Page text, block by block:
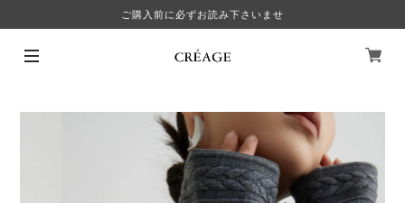
ご購入前に必ずお読み下さいませ